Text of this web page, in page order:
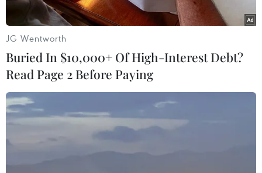
sang các nước "không thân thiện" sẽ dẫn đến tình trạng
thiếu hụt nguồn cung, đẩy giá dầu tăng mạnh.
JG Wentworth
Buried In $10,000+ Of High-Interest Debt?
Read Page 2 Before Paying